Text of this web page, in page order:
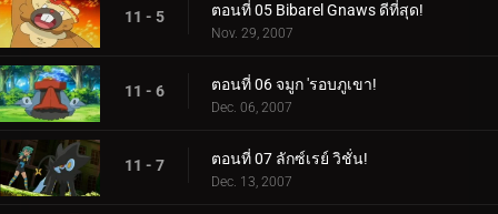
11 - 5 ตอนที่ 05 Bibarel Gnaws ดีที่สุด!
Nov. 29, 2007
11 - 6 ตอนที่ 06 จมูก 'รอบภูเขา!
Dec. 06, 2007
11 - 7 ตอนที่ 07 ลักซ์เรย์ วิชั่น!
Dec. 13, 2007